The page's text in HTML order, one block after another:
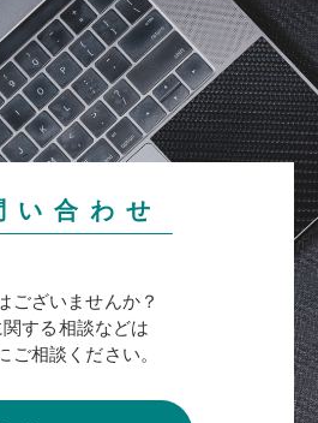
い 合 わ せ
ございませんか？
する相談などは
ご相談ください。